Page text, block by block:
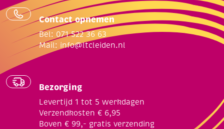
Contact opnemen
Bel: 071 522 36 63
Mail: info@ltcleiden.nl
Bezorging
Levertijd 1 tot 5 werkdagen
Verzendkosten € 6,95
Boven € 99,- gratis verzending